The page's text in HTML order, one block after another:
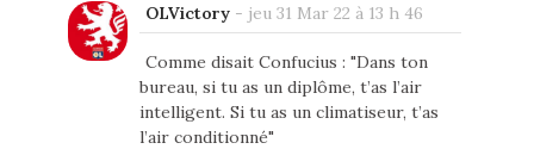
OLVictory- jeu 31 Mar 22 à 13 h 46
Comme disait Confucius : "Dans ton
bureau, si tu as un diplôme, t’as l’air
intelligent. Si tu as un climatiseur, t’as
l’air conditionné"